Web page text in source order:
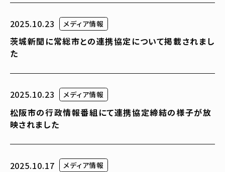
2025.10.23 メディア情報
茨城新聞に常総市との連携協定について掲載されまし
た
2025.10.23 メディア情報
松阪市の行政情報番組にて連携協定締結の様子が放
映されました
2025.10.17 メディア情報